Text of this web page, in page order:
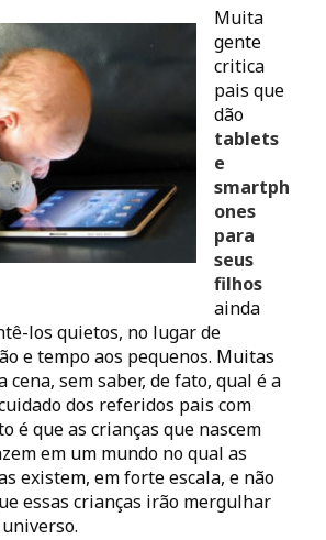
Muita
gente
critica
pais que
dão
tablets
e
smartph
ones
para
seus
filhos
ainda
los quietos, no lugar de
e tempo aos pequenos. Muitas
cena, sem saber, de fato, qual é a
dos referidos pais com
é que as crianças que nascem
em um mundo no qual as
existem, em forte escala, e não
essas crianças irão mergulhar